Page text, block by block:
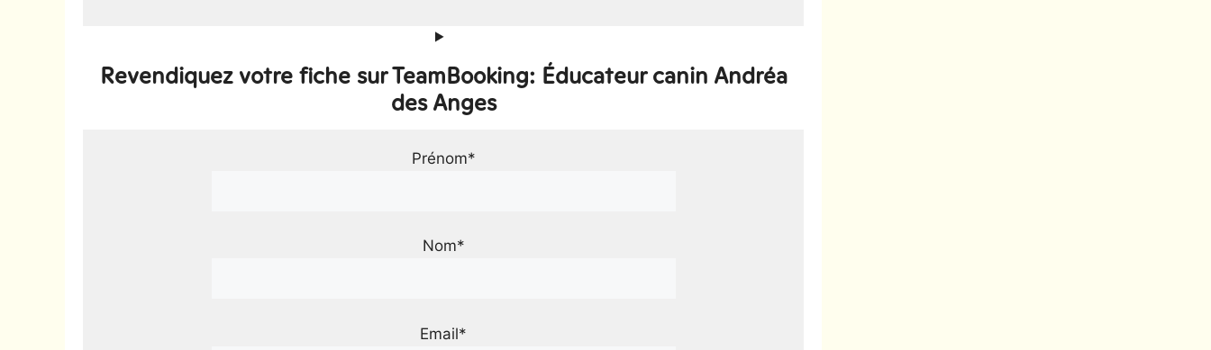
Revendiquez votre fiche sur TeamBooking: Éducateur canin Andréa
des Anges
Prénom*
Nom*
Email*